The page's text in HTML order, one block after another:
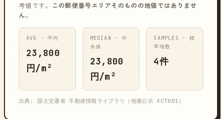
考値です。
この郵便番号エリアそのものの地価ではありませ
ん。
AVG · 平均
23,800
円/m²
MEDIAN · 中
央値
23,800
円/m²
SAMPLES · 標
準地数
4件
出典: 国土交通省 不動産情報ライブラリ（地価公示 XCT001）